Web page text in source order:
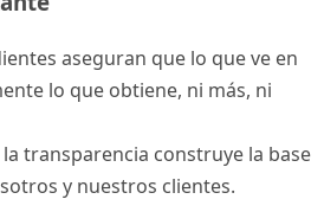
aseguran que lo que ve en
lo que obtiene, ni más, ni
transparencia construye la base
y nuestros clientes.